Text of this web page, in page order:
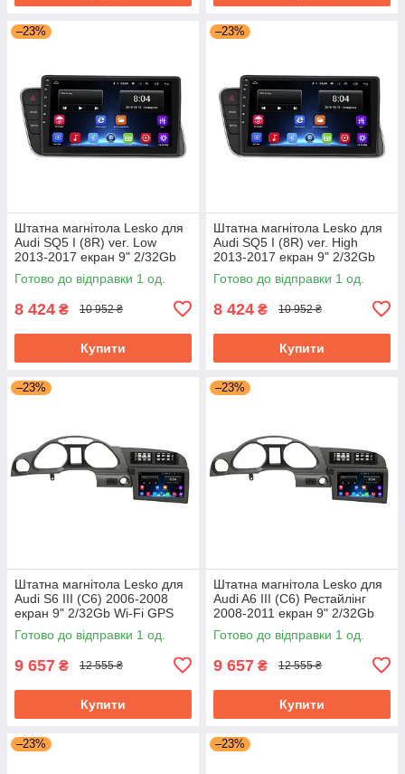
–23%
Штатна магнітола Lesko для
Audi SQ5 I (8R) ver. Low
2013-2017 екран 9" 2/32Gb
Wi-Fi GPS Base
Готово до відправки 1 од.
8 424 ₴ 10 952 ₴
Купити
–23%
Штатна магнітола Lesko для
Audi SQ5 I (8R) ver. High
2013-2017 екран 9" 2/32Gb
Wi-Fi GPS Base
Готово до відправки 1 од.
8 424 ₴ 10 952 ₴
Купити
–23%
Штатна магнітола Lesko для
Audi S6 III (C6) 2006-2008
екран 9" 2/32Gb Wi-Fi GPS
Base
Готово до відправки 1 од.
9 657 ₴ 12 555 ₴
Купити
–23%
Штатна магнітола Lesko для
Audi A6 III (C6) Рестайлінг
2008-2011 екран 9" 2/32Gb
Wi-Fi GPS Base Аудіо
Готово до відправки 1 од.
9 657 ₴ 12 555 ₴
Купити
–23% –23%